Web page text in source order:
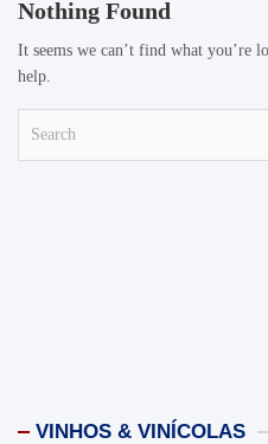
Nothing Found
It seems we can’t find what you’re
help.
VINHOS & VINÍCOLAS